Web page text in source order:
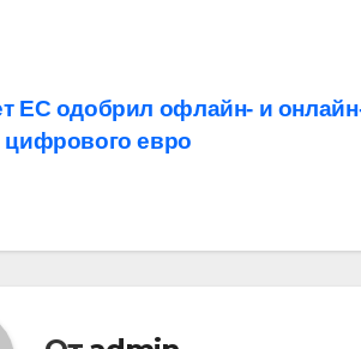
ЕС одобрил офлайн- и
цифрового евро